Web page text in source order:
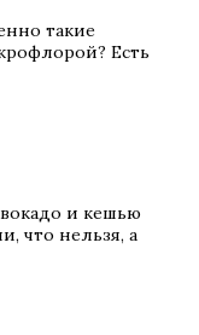
такие
Есть
и кешью
что нельзя, а